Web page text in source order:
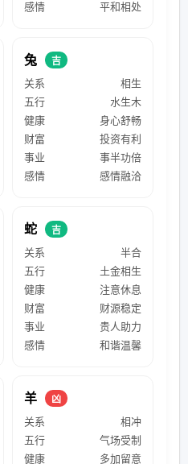
感情
平和相处
兔 吉
关系
相生
五行
水生木
健康
身心舒畅
财富
投资有利
事业
事半功倍
感情
感情融洽
蛇 吉
关系
半合
五行
土金相生
健康
注意休息
财富
财源稳定
事业
贵人助力
感情
和谐温馨
羊 凶
关系
相冲
五行
气场受制
健康
多加留意